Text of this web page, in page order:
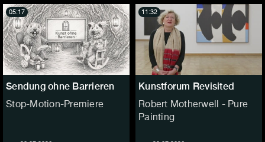
Sendung ohne Barrieren
Stop-Motion-Premiere
05:17
Kunstforum Revisited
Robert Motherwell - Pure
Painting
11:32